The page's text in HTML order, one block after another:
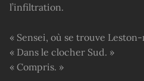
l’infiltration.
« Sensei, où se trouve Leston-
« Dans le clocher Sud. »
« Compris. »